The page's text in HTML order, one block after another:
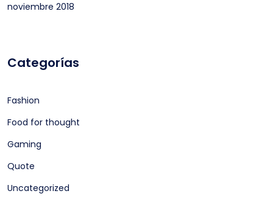
noviembre 2018
Categorías
Fashion
Food for thought
Gaming
Quote
Uncategorized